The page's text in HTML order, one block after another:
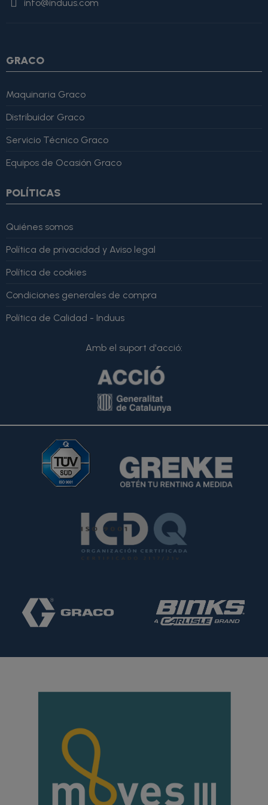
info@induus.com
GRACO
Maquinaria Graco
Distribuidor Graco
Servicio Técnico Graco
Equipos de Ocasión Graco
POLÍTICAS
Quiénes somos
Política de privacidad y Aviso legal
Política de cookies
Condiciones generales de compra
Política de Calidad - Induus
Amb el suport d'acció:
Martínez" }, "reviewRating": { "@type": "Rating", "ratingValue":